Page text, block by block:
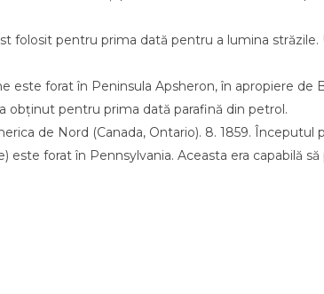
folosit pentru prima dată pentru a lumina străzile.
forat în Peninsula Apsheron, în apropiere de
obținut pentru prima dată parafină din petrol.
de Nord (Canada, Ontario). 8. 1859. Începutul
forat în Pennsylvania. Aceasta era capabilă să